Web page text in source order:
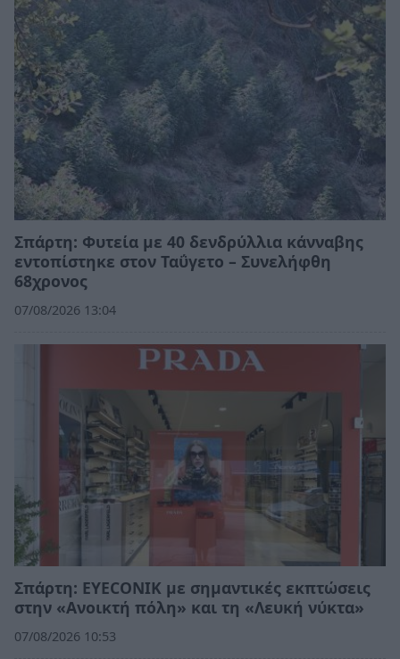
Σπάρτη: Φυτεία με 40 δενδρύλλια κάνναβης
εντοπίστηκε στον Ταΰγετο – Συνελήφθη
68χρονος
07/08/2026 13:04
Σπάρτη: EYECONIK με σημαντικές εκπτώσεις
στην «Ανοικτή πόλη» και τη «Λευκή νύκτα»
07/08/2026 10:53